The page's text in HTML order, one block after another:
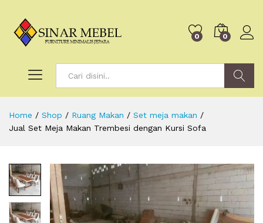
0 0
Search
Home / Shop / Ruang Makan / Set meja makan /
Jual Set Meja Makan Trembesi dengan Kursi Sofa